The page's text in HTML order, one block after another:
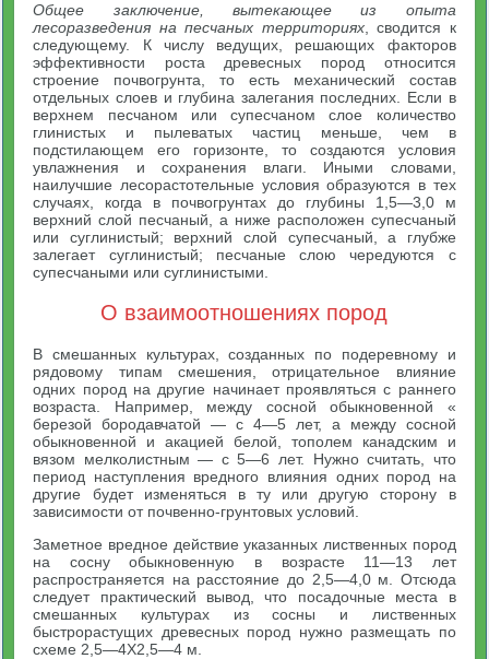
Общее заключение, вытекающее из опыта
лесоразведения на песчаных территориях, сводится к
следующему. К числу ведущих, решающих факторов
эффективности роста древесных пород относится
строение почвогрунта, то есть механический состав
отдельных слоев и глубина залегания последних. Если в
верхнем песчаном или супесчаном слое количество
глинистых и пылеватых частиц меньше, чем в
подстилающем его горизонте, то создаются условия
увлажнения и сохранения влаги. Иными словами,
наилучшие лесорастотельные условия образуются в тех
случаях, когда в почвогрунтах до глубины 1,5—3,0 м
верхний слой песчаный, а ниже расположен супесчаный
или суглинистый; верхний слой супесчаный, а глубже
залегает суглинистый; песчаные слою чередуются с
супесчаными или суглинистыми.
О взаимоотношениях пород
В смешанных культурах, созданных по подеревному и
рядовому типам смешения, отрицательное влияние
одних пород на другие начинает проявляться с раннего
возраста. Например, между сосной обыкновенной «
березой бородавчатой — с 4—5 лет, а между сосной
обыкновенной и акацией белой, тополем канадским и
вязом мелколистным — с 5—6 лет. Нужно считать, что
период наступления вредного влияния одних пород на
другие будет изменяться в ту или другую сторону в
зависимости от почвенно-грунтовых условий.
Заметное вредное действие указанных лиственных пород
на сосну обыкновенную в возрасте 11—13 лет
распространяется на расстояние до 2,5—4,0 м. Отсюда
следует практический вывод, что посадочные места в
смешанных культурах из сосны и лиственных
быстрорастущих древесных пород нужно размещать по
схеме 2,5—4X2,5—4 м.